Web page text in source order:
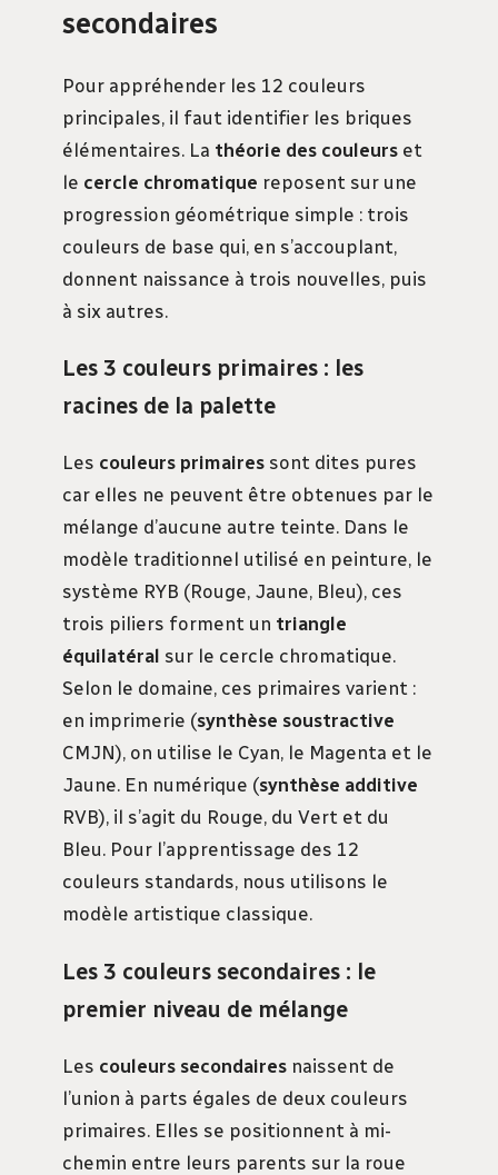
secondaires
Pour appréhender les 12 couleurs
principales, il faut identifier les briques
élémentaires. La théorie des couleurs et
le cercle chromatique reposent sur une
progression géométrique simple : trois
couleurs de base qui, en s’accouplant,
donnent naissance à trois nouvelles, puis
à six autres.
Les 3 couleurs primaires : les
racines de la palette
Les couleurs primaires sont dites pures
car elles ne peuvent être obtenues par le
mélange d’aucune autre teinte. Dans le
modèle traditionnel utilisé en peinture, le
système RYB (Rouge, Jaune, Bleu), ces
trois piliers forment un triangle
équilatéral sur le cercle chromatique.
Selon le domaine, ces primaires varient :
en imprimerie (synthèse soustractive
CMJN), on utilise le Cyan, le Magenta et le
Jaune. En numérique (synthèse additive
RVB), il s’agit du Rouge, du Vert et du
Bleu. Pour l’apprentissage des 12
couleurs standards, nous utilisons le
modèle artistique classique.
Les 3 couleurs secondaires : le
premier niveau de mélange
Les couleurs secondaires naissent de
l’union à parts égales de deux couleurs
primaires. Elles se positionnent à mi-
chemin entre leurs parents sur la roue